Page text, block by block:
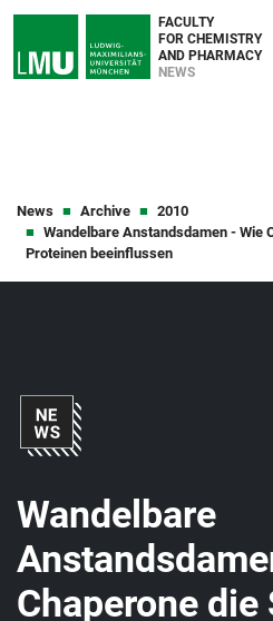
FACULTY
FOR CHEMISTRY
AND PHARMACY
NEWS
News Archive
2010
Wandelbare Anstandsdamen - Wie
Proteinen beeinflussen
Wandelbare
Chaperone